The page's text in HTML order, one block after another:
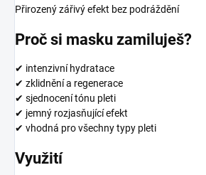
Přirozený zářivý efekt bez podráždění
Proč si masku zamiluješ?
✔ intenzivní hydratace
✔ zklidnění a regenerace
✔ sjednocení tónu pleti
✔ jemný rozjasňující efekt
✔ vhodná pro všechny typy pleti
Využití